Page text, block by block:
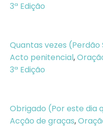
3ª Edição
Quantas vezes (Perdão
Acto penitencial,
3ª Edição
Obrigado (Por este dia
Acção de graças,